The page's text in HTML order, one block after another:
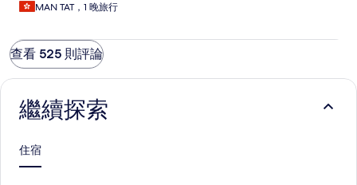
MAN TAT，1 晚旅行
查看 525 則評論
繼續探索
住宿